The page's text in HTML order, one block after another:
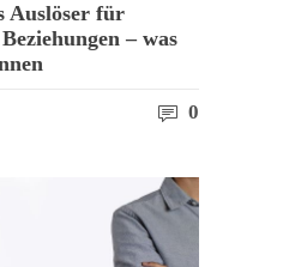
Auslöser für
– was
0